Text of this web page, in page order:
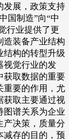
发展，政策支持
国制造”向“中
行业提供了更
造装备产业结构
结构的转型升级
视觉行业的发
获取数据的重要
重要的作用，尤
获取主要通过视
图谱关系为企业
产决策，质量分
减存的目的，预